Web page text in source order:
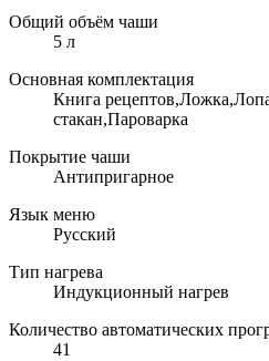
Общий объём чаши
5 л
Основная комплектация
Книга
стакан,Пароварка
Покрытие чаши
Антипригарное
Язык меню
Русский
Тип нагрева
Индукционный нагрев
Количество автоматических
41